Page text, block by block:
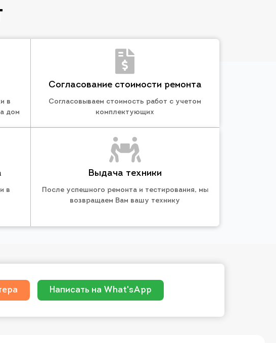
в
дом
Согласование стоимости ремонта
Согласовываем стоимость работ с учетом
комплектующих
в
Выдача техники
После успешного ремонта и тестирования, мы
возвращаем Вам вашу технику
Написать на What'sApp